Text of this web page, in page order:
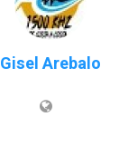
Gisel Arebalo